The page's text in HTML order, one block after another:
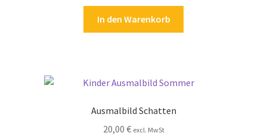
In den Warenkorb
Ausmalbild Schatten
20,00 € excl. MwSt